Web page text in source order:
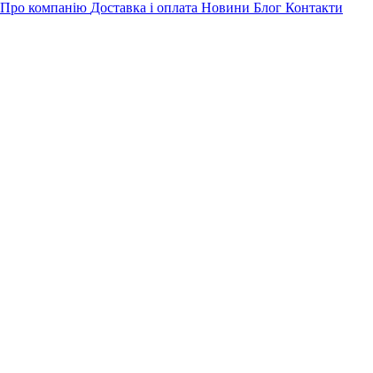
Про компанію Доставка і оплата Новини Блог Контакти